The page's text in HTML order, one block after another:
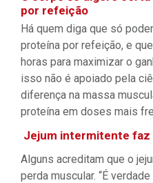
por refeição
Há quem diga que só
proteína por refeição, e
horas para maximizar o
isso não é apoiado pela
diferença na massa
proteína em doses mais
Jejum intermitente
Alguns acreditam que o
perda muscular. “É